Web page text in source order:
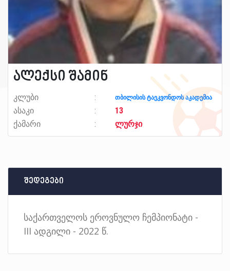
ალექსი შამინ
კლუბი თბილისის ტაეკვონდოს აკადემია
ასაკი
13
ქამარი
ლურჯი
შედეგები
საქართველოს ეროვნულო ჩემპიონატი -
III ადგილი - 2022 წ.